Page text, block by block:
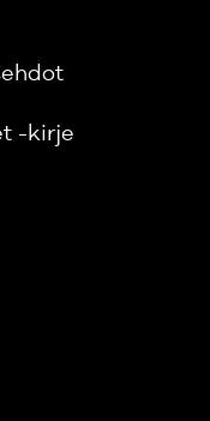
-kirje